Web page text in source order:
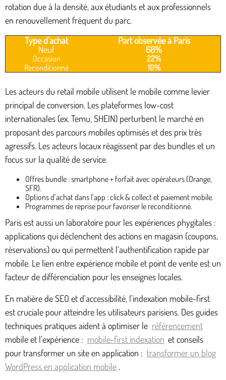
rotation due à la densité, aux étudiants et aux professionnels
en renouvellement fréquent du parc.
Type d’achat
Part observée à Paris
Neuf
68%
Occasion
22%
Reconditionné
10%
Les acteurs du retail mobile utilisent le mobile comme levier
principal de conversion. Les plateformes low-cost
internationales (ex. Temu, SHEIN) perturbent le marché en
proposant des parcours mobiles optimisés et des prix très
agressifs. Les acteurs locaux réagissent par des bundles et un
focus sur la qualité de service.
Offres bundle : smartphone + forfait avec opérateurs (Orange,
SFR).
Options d’achat dans l’app : click & collect et paiement mobile.
Programmes de reprise pour favoriser le reconditionné.
Paris est aussi un laboratoire pour les expériences phygitales :
applications qui déclenchent des actions en magasin (coupons,
réservations) ou qui permettent l’authentification rapide par
mobile. Le lien entre expérience mobile et point de vente est un
facteur de différenciation pour les enseignes locales.
En matière de SEO et d’accessibilité, l’indexation mobile-first
est cruciale pour atteindre les utilisateurs parisiens. Des guides
techniques pratiques aident à optimiser le référencement
mobile et l’expérience : mobile-first indexation et conseils
pour transformer un site en application : transformer un blog
WordPress en application mobile .